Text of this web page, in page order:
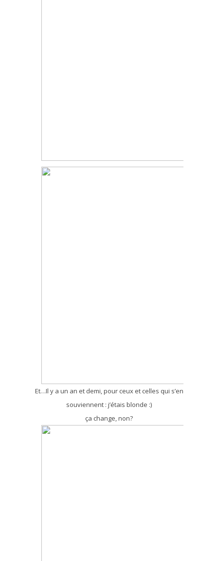
Et…Il y a un an et demi, pour ceux et celles qui s’en
souviennent : j’étais blonde :)
ça change, non?